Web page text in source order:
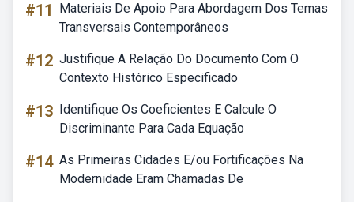
#11
Materiais De Apoio Para Abordagem Dos Temas
Transversais Contemporâneos
#12 Justifique A Relação Do Documento Com O
Contexto Histórico Especificado
#13 Identifique Os Coeficientes E Calcule O
Discriminante Para Cada Equação
#14 As Primeiras Cidades E/ou Fortificações Na
Modernidade Eram Chamadas De